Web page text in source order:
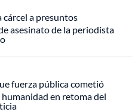
cárcel a presuntos
asesinato de la periodista
fuerza pública cometió
en retoma del